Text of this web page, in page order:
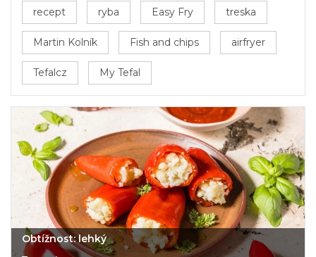
recept ryba Easy Fry treska
Martin Kolník Fish and chips airfryer
Tefalcz My Tefal
Obtížnost: lehký